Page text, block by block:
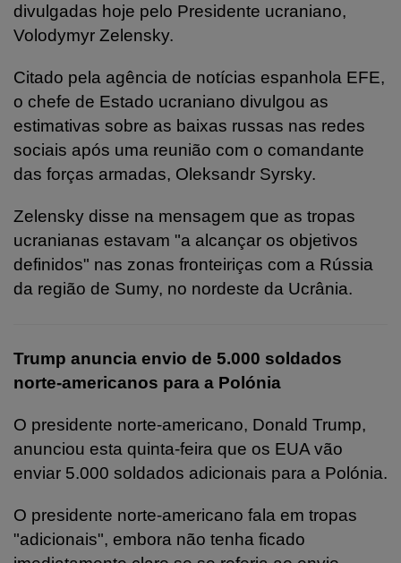
divulgadas hoje pelo Presidente ucraniano,
Volodymyr Zelensky.
Citado pela agência de notícias espanhola EFE,
o chefe de Estado ucraniano divulgou as
estimativas sobre as baixas russas nas redes
sociais após uma reunião com o comandante
das forças armadas, Oleksandr Syrsky.
Zelensky disse na mensagem que as tropas
ucranianas estavam "a alcançar os objetivos
definidos" nas zonas fronteiriças com a Rússia
da região de Sumy, no nordeste da Ucrânia.
Trump anuncia envio de 5.000 soldados
norte-americanos para a Polónia
O presidente norte-americano, Donald Trump,
anunciou esta quinta-feira que os EUA vão
enviar 5.000 soldados adicionais para a Polónia.
O presidente norte-americano fala em tropas
"adicionais", embora não tenha ficado